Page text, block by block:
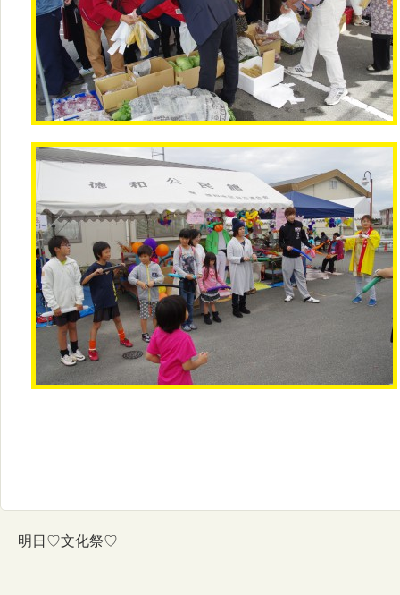
明日♡文化祭♡